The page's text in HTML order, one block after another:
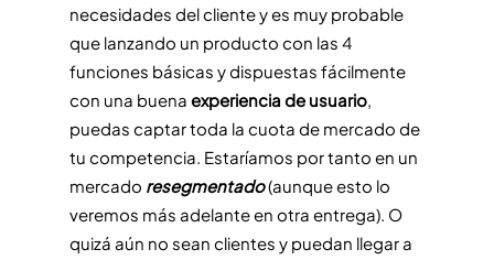
necesidades del cliente y es muy probable
que lanzando un producto con las 4
funciones básicas y dispuestas fácilmente
con una buena experiencia de usuario,
puedas captar toda la cuota de mercado de
tu competencia. Estaríamos por tanto en un
mercado resegmentado(aunque esto lo
veremos más adelante en otra entrega). O
quizá aún no sean clientes y puedan llegar a